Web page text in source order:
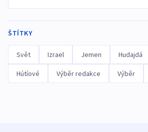
ŠTÍTKY
Svět Izrael Jemen Hudajdá
Hútíové Výběr redakce Výběr